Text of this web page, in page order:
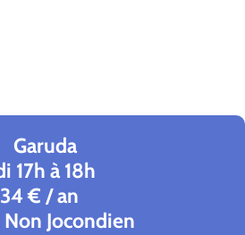
Garuda
17h à 18h
€ / an
Jocondien